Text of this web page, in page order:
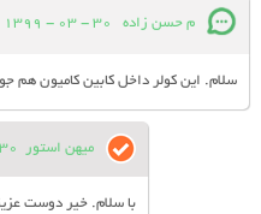
م حسن زاده 30 - 03 - 1399
سلام. این کولر داخل کابین کامیون هم
میهن استور 30 - 03 - 1399
با سلام. خیر دوست